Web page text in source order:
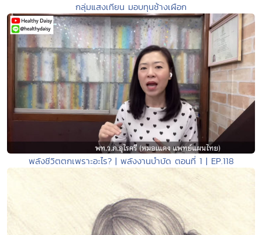
กลุ่มแสงเทียน มอบทุนช้างเผือก
พลังชีวิตตกเพราะอะไร? | พลังงานบำบัด ตอนที่ 1 | EP.118